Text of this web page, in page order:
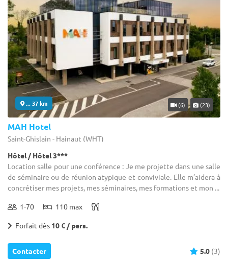
... 37 km (6) (23)
MAH Hotel
Saint-Ghislain - Hainaut (WHT)
Hôtel / Hôtel 3***
Location salle pour une conférence : Je me projette dans une salle
de séminaire ou de réunion atypique et conviviale. Elle m’aidera à
concrétiser mes projets, mes séminaires, mes formations et mon ...
1-70 110 max
Forfait dès 10 € / pers.
Contacter 5.0 (3)